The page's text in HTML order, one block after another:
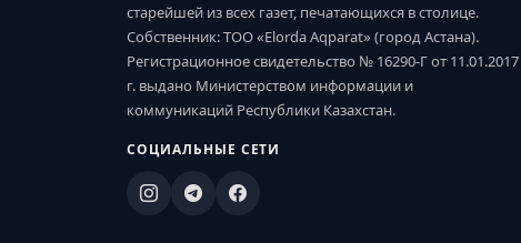
старейшей из всех газет, печатающихся в столице.
Собственник: ТОО «Elorda Aqparat» (город Астана).
Регистрационное свидетельство № 16290-Г от 11.01.2017
г. выдано Министерством информации и
коммуникаций Республики Казахстан.
СОЦИАЛЬНЫЕ СЕТИ